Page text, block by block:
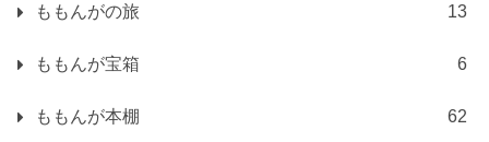
ももんがの旅 13
ももんが宝箱 6
ももんが本棚 62